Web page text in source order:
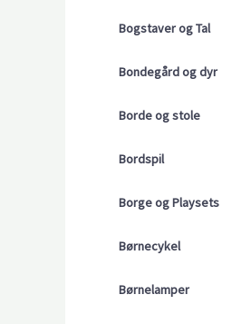
Bogstaver og Tal
Bondegård og dyr
Borde og stole
Bordspil
Borge og Playsets
Børnecykel
Børnelamper